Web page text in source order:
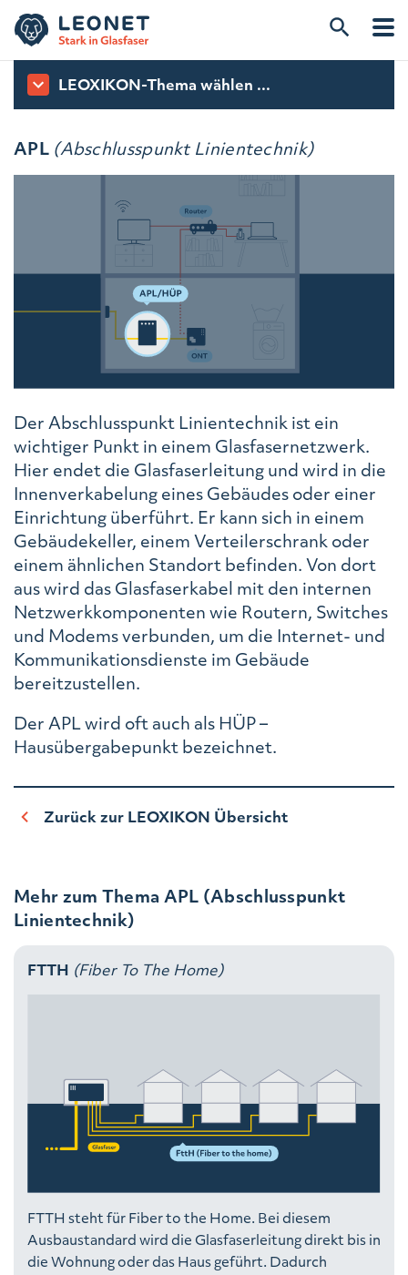
LEOXIKON-Thema wählen ...
APL (Abschlusspunkt Linientechnik)
Der Abschlusspunkt Linientechnik ist ein
wichtiger Punkt in einem Glasfasernetzwerk.
Hier endet die Glasfaserleitung und wird in die
Innenverkabelung eines Gebäudes oder einer
Einrichtung überführt. Er kann sich in einem
Gebäudekeller, einem Verteilerschrank oder
einem ähnlichen Standort befinden. Von dort
aus wird das Glasfaserkabel mit den internen
Netzwerkkomponenten wie Routern, Switches
und Modems verbunden, um die Internet- und
Kommunikationsdienste im Gebäude
bereitzustellen.
Der APL wird oft auch als HÜP –
Hausübergabepunkt bezeichnet.
Zurück zur LEOXIKON Übersicht
Mehr zum Thema APL (Abschlusspunkt
Linientechnik)
FTTH (Fiber To The Home)
FTTH steht für Fiber to the Home. Bei diesem
Ausbaustandard wird die Glasfaserleitung direkt bis in
die Wohnung oder das Haus geführt. Dadurch